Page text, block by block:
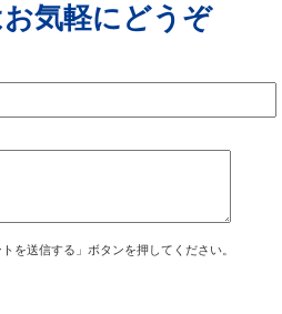
気軽にどうぞ
を送信する」ボタンを押してください。